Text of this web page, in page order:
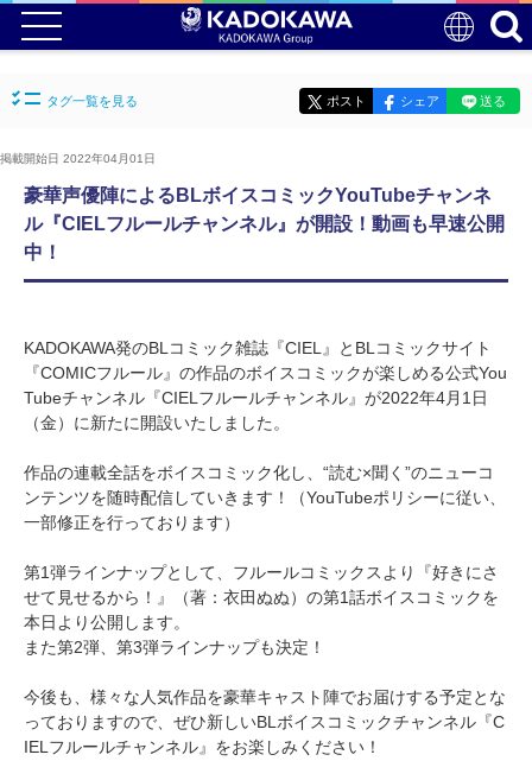
タグ一覧を見る ポスト シェア 送る
掲載開始日 2022年04月01日
豪華声優陣によるBLボイスコミックYouTubeチャンネ
ル『CIELフルールチャンネル』が開設！動画も早速公開
中！
KADOKAWA発のBLコミック雑誌『CIEL』とBLコミックサイト
『COMICフルール』の作品のボイスコミックが楽しめる公式You
Tubeチャンネル『CIELフルールチャンネル』が2022年4月1日
（金）に新たに開設いたしました。
作品の連載全話をボイスコミック化し、“読む×聞く”のニューコ
ンテンツを随時配信していきます！（YouTubeポリシーに従い、
一部修正を行っております）
第1弾ラインナップとして、フルールコミックスより『好きにさ
せて見せるから！』（著：衣田ぬぬ）の第1話ボイスコミックを
本日より公開します。
また第2弾、第3弾ラインナップも決定！
今後も、様々な人気作品を豪華キャスト陣でお届けする予定とな
っておりますので、ぜひ新しいBLボイスコミックチャンネル『C
IELフルールチャンネル』をお楽しみください！